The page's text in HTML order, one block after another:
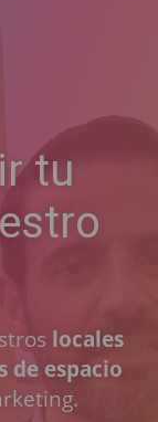
tu
locales
de espacio